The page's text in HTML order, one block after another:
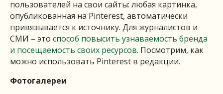
пользователей на свои сайты: любая картинка,
опубликованная на Pinterest, автоматически
привязывается к источнику. Для журналистов и
СМИ – это способ повысить узнаваемость бренда
и посещаемость своих ресурсов. Посмотрим, как
можно использовать Pinterest в редакции.
Фотогалереи